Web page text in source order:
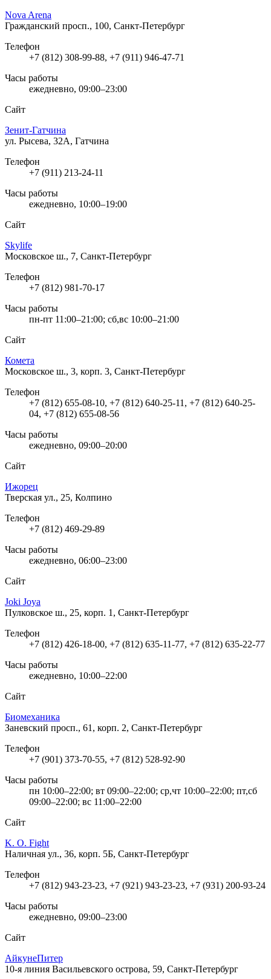
Nova Arena
Гражданский просп., 100, Санкт-Петербург
Телефон
+7 (812) 308-99-88, +7 (911) 946-47-71
Часы работы
ежедневно, 09:00–23:00
Сайт
Зенит-Гатчина
ул. Рысева, 32А, Гатчина
Телефон
+7 (911) 213-24-11
Часы работы
ежедневно, 10:00–19:00
Сайт
Skylife
Московское ш., 7, Санкт-Петербург
Телефон
+7 (812) 981-70-17
Часы работы
пн-пт 11:00–21:00; сб,вс 10:00–21:00
Сайт
Комета
Московское ш., 3, корп. 3, Санкт-Петербург
Телефон
+7 (812) 655-08-10, +7 (812) 640-25-11, +7 (812) 640-25-
04, +7 (812) 655-08-56
Часы работы
ежедневно, 09:00–20:00
Сайт
Ижорец
Тверская ул., 25, Колпино
Телефон
+7 (812) 469-29-89
Часы работы
ежедневно, 06:00–23:00
Сайт
Joki Joya
Пулковское ш., 25, корп. 1, Санкт-Петербург
Телефон
+7 (812) 426-18-00, +7 (812) 635-11-77, +7 (812) 635-22-77
Часы работы
ежедневно, 10:00–22:00
Сайт
Биомеханика
Заневский просп., 61, корп. 2, Санкт-Петербург
Телефон
+7 (901) 373-70-55, +7 (812) 528-92-90
Часы работы
пн 10:00–22:00; вт 09:00–22:00; ср,чт 10:00–22:00; пт,сб
09:00–22:00; вс 11:00–22:00
Сайт
K. O. Fight
Наличная ул., 36, корп. 5Б, Санкт-Петербург
Телефон
+7 (812) 943-23-23, +7 (921) 943-23-23, +7 (931) 200-93-24
Часы работы
ежедневно, 09:00–23:00
Сайт
АйкунеПитер
10-я линия Васильевского острова, 59, Санкт-Петербург